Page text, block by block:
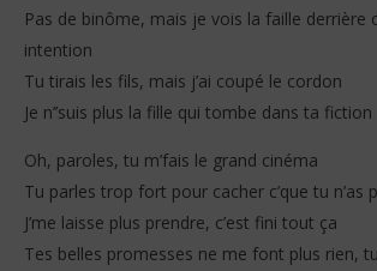
Pas de binôme, mais je vois la faille derrière
intention
Tu tirais les fils, mais j’ai coupé le cordon
Je n’’suis plus la fille qui tombe dans ta fiction
Oh, paroles, tu m’fais le grand cinéma
Tu parles trop fort pour cacher c’que tu n’as
J’me laisse plus prendre, c’est fini tout ça
Tes belles promesses ne me font plus rien,